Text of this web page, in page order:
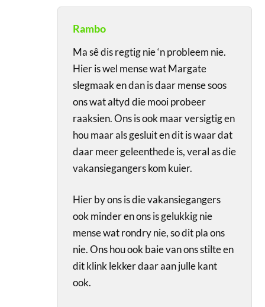
Rambo
Ma sê dis regtig nie ‘n probleem nie.
Hier is wel mense wat Margate
slegmaak en dan is daar mense soos
ons wat altyd die mooi probeer
raaksien. Ons is ook maar versigtig en
hou maar als gesluit en dit is waar dat
daar meer geleenthede is, veral as die
vakansiegangers kom kuier.
Hier by ons is die vakansiegangers
ook minder en ons is gelukkig nie
mense wat rondry nie, so dit pla ons
nie. Ons hou ook baie van ons stilte en
dit klink lekker daar aan julle kant
ook.